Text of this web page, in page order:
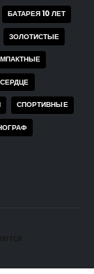
БАТАРЕЯ 10 ЛЕТ
ЗОЛОТИСТЫЕ
СПОРТИВНЫЕ